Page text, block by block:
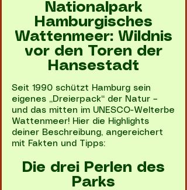
Nationalpark
Hamburgisches
Wattenmeer: Wildnis
vor den Toren der
Hansestadt
Seit 1990 schützt Hamburg sein
eigenes „Dreierpack“ der Natur –
und das mitten im UNESCO-Welterbe
Wattenmeer! Hier die Highlights
deiner Beschreibung, angereichert
mit Fakten und Tipps:
Die drei Perlen des
Parks